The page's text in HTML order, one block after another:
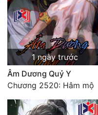
Xây Dựng Thế Lực
Đam Mỹ
Đẹp
Đẹp Hiệp
Tính Cách Nhân Vật :
Cơ Trí
1 ngày trước
Âm Dương Quỷ Y
Chương 2520: Hâm mộ